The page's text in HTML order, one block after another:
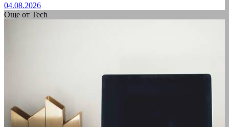
04.08.2026
Още от Tech